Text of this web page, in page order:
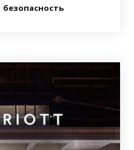
безопасность